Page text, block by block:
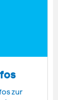
zur